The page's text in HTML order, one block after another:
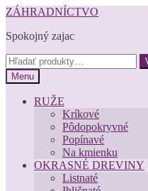
Preskočiť
navigáciu
Preskočiť
obsah
ZÁHRADNÍCTVO
Spokojný zajac
Hľadať:
Menu
RUŽE
Kríkové
Pôdopokryvné
Popínavé
Na kmienku
OKRASNÉ DREVINY
Listnaté